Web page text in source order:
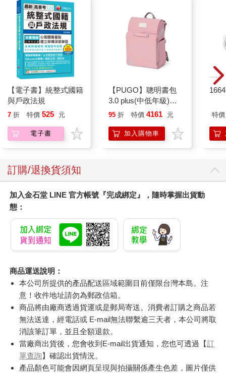
【電子書】統整式國籍
與戶政法規
7 折 特價 525 元
電子書
【PUGO】聰明書包
3.0 plus(中低年級)藕
粉 全新進化玩美上市
95 折 特價 4161 元
加入購物車
特價
訂購/退換貨須知
加入金石堂 LINE 官方帳號『完成綁定』，隨時掌握出貨動
態：
商品運送說明：
本公司所提供的產品配送區域範圍目前僅限台灣本島。注
意！收件地址請勿為郵政信箱。
商品將由廠商透過貨運或是郵局寄送。消費者訂購之商品若
無法送達，經電話或 E-mail無法聯繫逾三天者，本公司將取
消該筆訂單，並且全額退款。
當廠商出貨後，您會收到E-mail出貨通知，您也可透過【訂
單查詢】確認出貨情況。
產品顏色可能會因網頁呈現與拍攝關係產生色差，圖片僅供